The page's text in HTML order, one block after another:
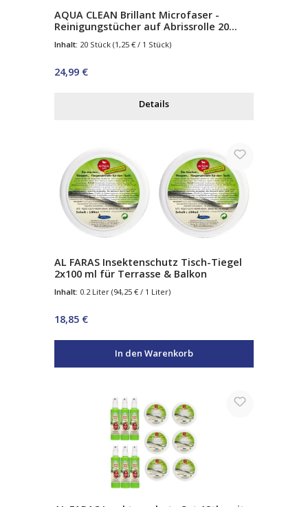
AQUA CLEAN Brillant Microfaser -
Reinigungstücher auf Abrissrolle 20
Inhalt: 20 Stück (1,25 € / 1 Stück)
Regulärer Preis:
24,99 €
Details
AL FARAS Insektenschutz Tisch-Tiegel
2x100 ml für Terrasse & Balkon
Inhalt: 0.2 Liter (94,25 € / 1 Liter)
Regulärer Preis:
18,85 €
In den Warenkorb